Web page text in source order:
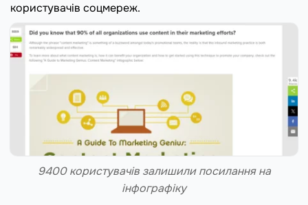
користувачів соцмереж.
9400 користувачів залишили посилання на
інфографіку